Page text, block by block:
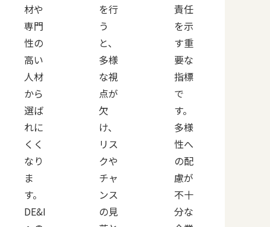
材や
専門
性の
高い
人材
から
選ば
れに
くく
なり
ま
す。
DE&I
を行
う
と、
多様
な視
点が
欠
け、
リス
クや
チャ
ンス
の見
責任
を示
す重
要な
指標
で
す。
多様
性へ
の配
慮が
不十
分な